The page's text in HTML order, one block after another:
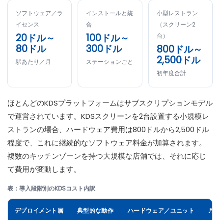
ソフトウェア／ラ
イセンス
20ドル～
80ドル
駅あたり／月
インストールと統
合
100ドル～
300ドル
ステーションごと
小型レストラン
（スクリーン2
台）
800ドル～
2,500ドル
初年度合計
ほとんどのKDSプラットフォームはサブスクリプションモデル
で運営されています。KDSスクリーンを2台設置する小規模レ
ストランの場合、ハードウェア費用は800ドルから2,500ドル
程度で、これに継続的なソフトウェア料金が加算されます。
複数のキッチンゾーンを持つ大規模な店舗では、それに応じ
て費用が変動します。
表：導入段階別のKDSコスト内訳
デプロイメント層 典型的な動作 ハードウェア／ユニット 月